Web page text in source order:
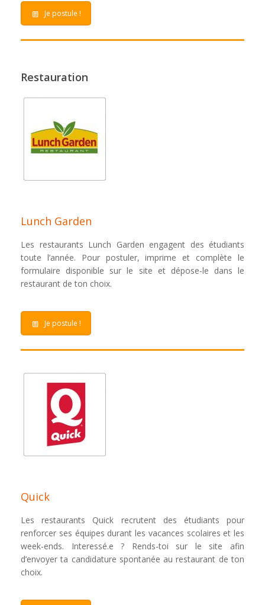
Je postule !
Restauration
Lunch Garden
Les restaurants Lunch Garden engagent des étudiants
toute l’année. Pour postuler, imprime et complète le
formulaire disponible sur le site et dépose-le dans le
restaurant de ton choix.
Je postule !
Quick
Les restaurants Quick recrutent des étudiants pour
renforcer ses équipes durant les vacances scolaires et les
week-ends. Interessé.e ? Rends-toi sur le site afin
d’envoyer ta candidature spontanée au restaurant de ton
choix.